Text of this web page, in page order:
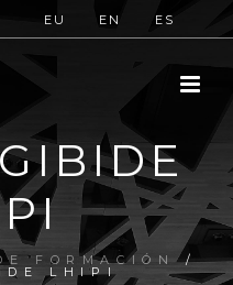
EU EN ES
FORMACIÓN /
LHIPI